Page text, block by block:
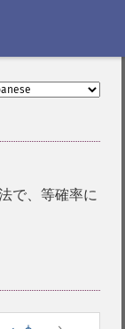
で、等確率に